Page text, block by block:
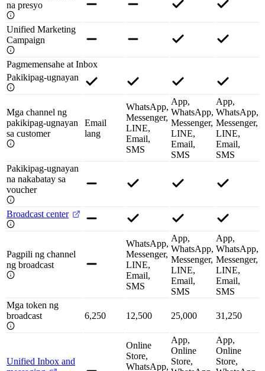
na presyo
Unified Marketing
Campaign
Pagmemensahe at Inbox
Pakikipag-ugnayan
Mga channel ng
pakikipag-ugnayan
sa customer
Email
lang
WhatsApp,
Messenger,
LINE,
Email,
SMS
App,
WhatsApp,
Messenger,
LINE,
Email,
SMS
App,
WhatsApp,
Messenger,
LINE,
Email,
SMS
Pakikipag-ugnayan
na nakabatay sa
voucher
Broadcast center
Pagpili ng channel
ng broadcast
WhatsApp,
Messenger,
LINE,
Email,
SMS
App,
WhatsApp,
Messenger,
LINE,
Email,
SMS
App,
WhatsApp,
Messenger,
LINE,
Email,
SMS
Mga token ng
broadcast
6,250 12,500 25,000 31,250
Unified Inbox and
Online
Store,
WhatsApp,
App,
Online
Store,
App,
Online
Store,